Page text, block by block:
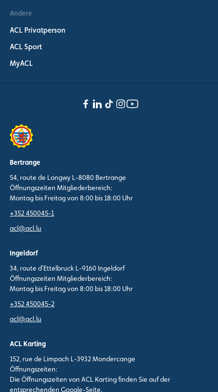
Andere
ACL Privatperson
ACL Sport
MyACL
Bertrange
54, route de Longwy L-8080 Bertrange
Öffnungszeiten Mitgliederbereich:
Montag bis Freitag von 8:00 bis 18:00 Uhr
+352 450045-1
acl@acl.lu
Ingeldorf
34, route d'Ettelbruck L-9160 Ingeldorf
Öffnungszeiten Mitgliederbereich:
Montag bis Freitag von 8:00 bis 18:00 Uhr
+352 450045-2
acl@acl.lu
ACL Karting
152, rue de Limpach L-3932 Mondercange
Öffnungszeiten:
Die Öffnungszeiten von ACL Karting finden Sie auf der
entsprechenden Google-Seite.